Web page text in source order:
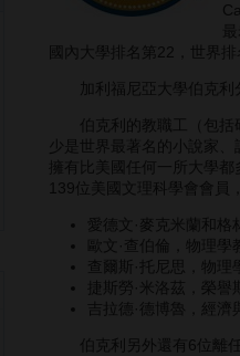
國內大學排名第22，世界排
加利福尼亞大學伯克利
伯克利的教職工（包括研
少是世界最著名的小說家
擁有比美國任何一所大學
139位美國文理科學會會員
愛德文·麥克米蘭和
歐文·查伯倫，物理
查爾斯·托尼思，物
捷斯勞·米洛茲，榮
吉拉德·德博魯，經
伯克利另外還有6位離任